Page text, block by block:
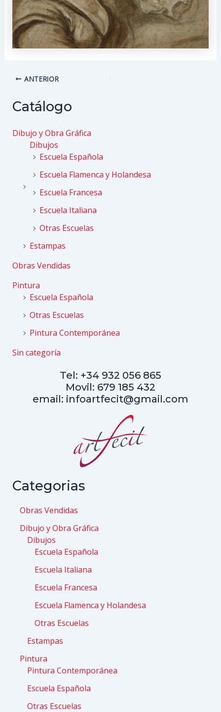
Navegación
entradas
ANTERIOR
Catálogo
Dibujo y Obra Gráfica
Dibujos
Escuela Española
Escuela Flamenca y Holandesa
Escuela Francesa
Escuela Italiana
Otras Escuelas
Estampas
Obras Vendidas
Pintura
Escuela Española
Otras Escuelas
Pintura Contemporánea
Sin categoría
Tel: +34 932 056 865
Movil: 679 185 432
email: infoartfecit@gmail.com
Categorias
Obras Vendidas
Dibujo y Obra Gráfica
Dibujos
Escuela Española
Escuela Italiana
Escuela Francesa
Escuela Flamenca y Holandesa
Otras Escuelas
Estampas
Pintura
Pintura Contemporánea
Escuela Española
Otras Escuelas